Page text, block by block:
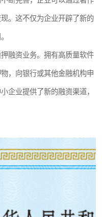
。这不仅为企业开辟了新的
融资业务。拥有高质量软件
，向银行或其他金融机构申
企业提供了新的融资渠道，